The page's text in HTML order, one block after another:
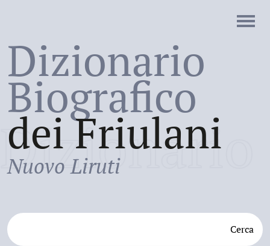
Dizionario
Biografico
dei Friulani
Nuovo Liruti
Cerca
Dizionario